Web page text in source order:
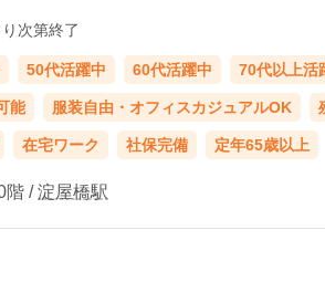
次第終了
50代活躍中 60代活躍中 70代以上活
能 服装自由・オフィスカジュアルOK
在宅ワーク 社保完備 定年65歳以上
階 /淀屋橋駅